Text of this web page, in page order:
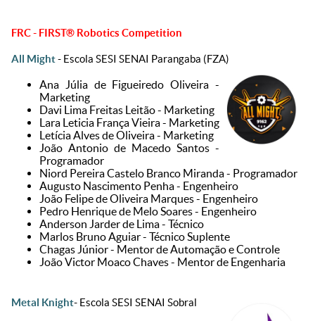
FRC - FIRST® Robotics Competition
All Might- Escola SESI SENAI Parangaba (FZA)
Ana Júlia de Figueiredo Oliveira -
Marketing
⁠Davi Lima Freitas Leitão - Marketing
⁠Lara Leticia França Vieira - Marketing
⁠Letícia Alves de Oliveira - Marketing
João Antonio de Macedo Santos -
Programador
⁠Niord Pereira Castelo Branco Miranda - Programador
Augusto Nascimento Penha - Engenheiro
⁠João Felipe de Oliveira Marques - Engenheiro
⁠Pedro Henrique de Melo Soares - Engenheiro
Anderson Jarder de Lima - Técnico
⁠Marlos Bruno Aguiar - Técnico Suplente
Chagas Júnior - Mentor de Automação e Controle
⁠João Victor Moaco Chaves - Mentor de Engenharia
Metal Knight- Escola SESI SENAI Sobral